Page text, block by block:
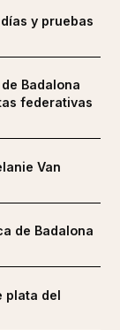
y pruebas
Badalona
federativas
Van
de Badalona
plata del